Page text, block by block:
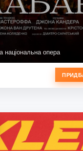
національна опера